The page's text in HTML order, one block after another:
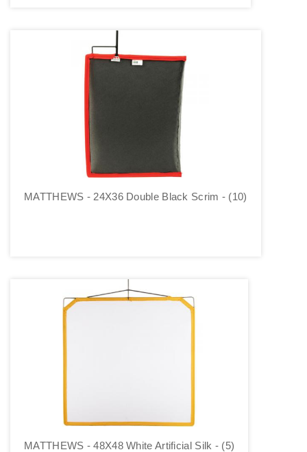
MATTHEWS - 24X36 Double Black Scrim - (10)
MATTHEWS - 48X48 White Artificial Silk - (5)